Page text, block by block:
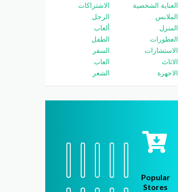
العناية الشخصية
الاشتراكات
الملابس
الرجل
المنزل
ألعاب
العطورات
الطفل
الاستشارات
السفر
الاثاث
العاب
الاجهزة
الشعر
Popular
Stores